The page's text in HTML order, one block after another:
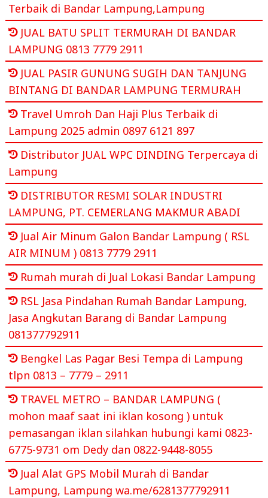
Terbaik di Bandar Lampung,Lampung
JUAL BATU SPLIT TERMURAH DI BANDAR
LAMPUNG 0813 7779 2911
JUAL PASIR GUNUNG SUGIH DAN TANJUNG
BINTANG DI BANDAR LAMPUNG TERMURAH
Travel Umroh Dan Haji Plus Terbaik di
Lampung 2025 admin 0897 6121 897
Distributor JUAL WPC DINDING Terpercaya di
Lampung
DISTRIBUTOR RESMI SOLAR INDUSTRI
LAMPUNG, PT. CEMERLANG MAKMUR ABADI
Jual Air Minum Galon Bandar Lampung ( RSL
AIR MINUM ) 0813 7779 2911
Rumah murah di Jual Lokasi Bandar Lampung
RSL Jasa Pindahan Rumah Bandar Lampung,
Jasa Angkutan Barang di Bandar Lampung
081377792911
Bengkel Las Pagar Besi Tempa di Lampung
tlpn 0813 – 7779 – 2911
TRAVEL METRO – BANDAR LAMPUNG (
mohon maaf saat ini iklan kosong ) untuk
pemasangan iklan silahkan hubungi kami 0823-
6775-9731 om Dedy dan 0822-9448-8055
Jual Alat GPS Mobil Murah di Bandar
Lampung, Lampung wa.me/6281377792911